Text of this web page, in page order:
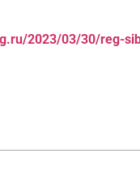
2023/03/30/reg-